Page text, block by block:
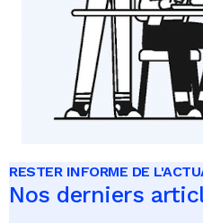
RESTER INFORME DE
Nos derniers